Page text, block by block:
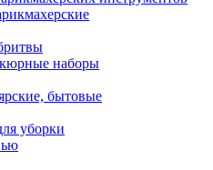
наборы
бытовые
уборки